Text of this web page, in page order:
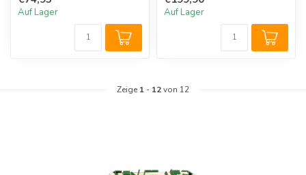
Auf Lager Auf Lager
Zeige 1 - 12von 12